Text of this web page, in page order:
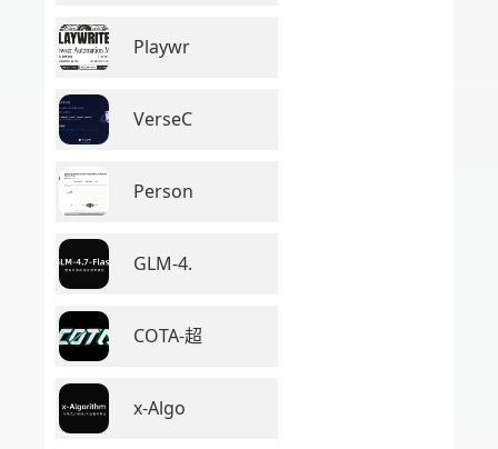
Playwr
VerseC
Person
GLM-4.
COTA-超
x-Algo